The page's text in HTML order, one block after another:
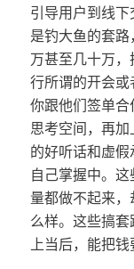
引导用户到线
是钓大鱼的套
万甚至几十万
行所谓的开会
你跟他们签单
思考空间，再
的好听话和虚
自己掌握中。
量都做不起来
么样。这些搞
上当后，能把钱